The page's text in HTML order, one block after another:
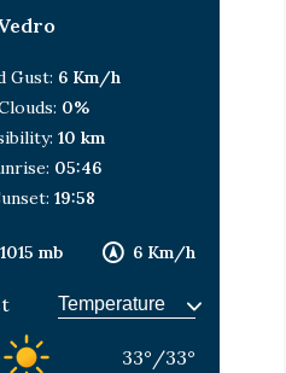
1015 mb 6 Km/h
Gust: 6 Km/h
0%
10 km
05:46
19:58
33°/33°